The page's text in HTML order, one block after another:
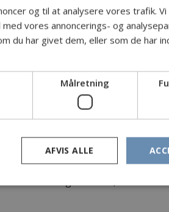
du modregne kr.470,- i
og til at analysere vores trafik.
vores annoncerings- og
du har givet dem, eller som de har
Målretning
AFVIS ALLE